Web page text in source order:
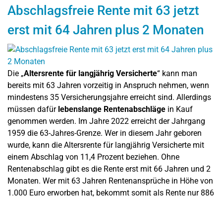
Abschlagsfreie Rente mit 63 jetzt
erst mit 64 Jahren plus 2 Monaten
Die „Altersrente für langjährig Versicherte“ kann man
bereits mit 63 Jahren vorzeitig in Anspruch nehmen, wenn
mindestens 35 Versicherungsjahre erreicht sind. Allerdings
müssen dafür lebenslange Rentenabschläge in Kauf
genommen werden. Im Jahre 2022 erreicht der Jahrgang
1959 die 63-Jahres-Grenze. Wer in diesem Jahr geboren
wurde, kann die Altersrente für langjährig Versicherte mit
einem Abschlag von 11,4 Prozent beziehen. Ohne
Rentenabschlag gibt es die Rente erst mit 66 Jahren und 2
Monaten. Wer mit 63 Jahren Rentenansprüche in Höhe von
1.000 Euro erworben hat, bekommt somit als Rente nur 886